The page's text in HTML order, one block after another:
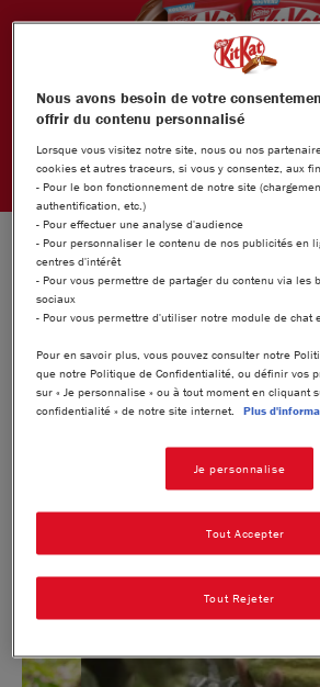
Nous avons besoin de votre
offrir du contenu personnalisé
Lorsque vous visitez notre site, nous ou nos
cookies et autres traceurs, si vous y consentez, aux
- Pour le bon fonctionnement de notre site
authentification, etc.)
- Pour effectuer une analyse d'audience
- Pour personnaliser le contenu de nos publicités en
centres d'intérêt
- Pour vous permettre de partager du contenu via les
sociaux
- Pour vous permettre d'utiliser notre module de chat
Pour en savoir plus, vous pouvez consulter notre
que notre Politique de Confidentialité, ou définir vos
sur « Je personnalise » ou à tout moment en cliquant
confidentialité » de notre site internet.
Plus
Je personnalise
Tout Rejeter
Tout Accepter